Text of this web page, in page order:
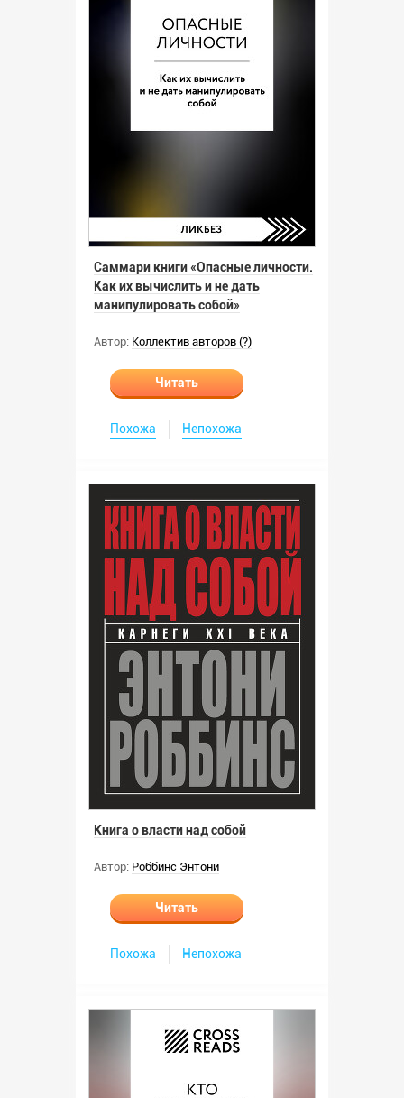
Саммари книги «Опасные личности.
Как их вычислить и не дать
манипулировать собой»
Автор: Коллектив авторов (?)
Читать
Похожа Непохожа
Книга о власти над собой
Автор: Роббинс Энтони
Читать
Похожа Непохожа